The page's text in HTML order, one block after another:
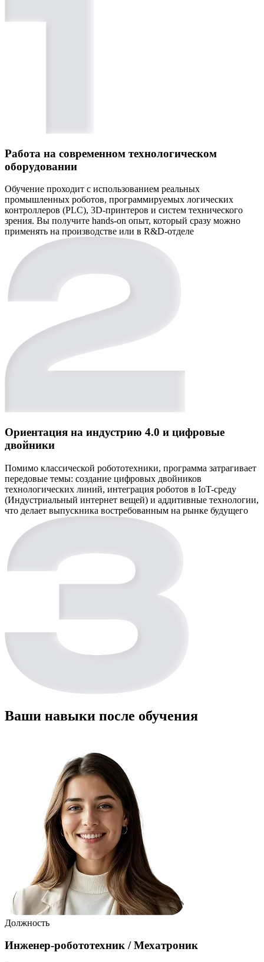
Работа на современном технологическом
оборудовании
Обучение проходит с использованием реальных
промышленных роботов, программируемых логических
контроллеров (PLC), 3D-принтеров и систем технического
зрения. Вы получите hands-on опыт, который сразу можно
применять на производстве или в R&D-отделе
Ориентация на индустрию 4.0 и цифровые
двойники
Помимо классической робототехники, программа затрагивает
передовые темы: создание цифровых двойников
технологических линий, интеграция роботов в IoT-среду
(Индустриальный интернет вещей) и аддитивные технологии,
что делает выпускника востребованным на рынке будущего
Ваши навыки после обучения
Должность
Инженер-робототехник / Мехатроник